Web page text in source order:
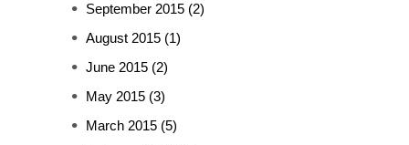
September 2015 (2)
August 2015 (1)
June 2015 (2)
May 2015 (3)
March 2015 (5)